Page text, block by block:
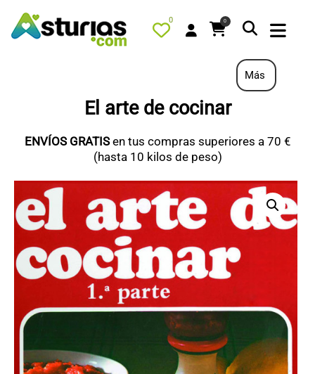
0 0
QUÉ HACER
ALOJAMIENTOS
RESTAURANTES
TURISMO ACTIVO
TIENDA
PORTADA / DESTACADO
TODOS LOS PRODUCTOS
LOTES REGALO
QUESOS ASTURIANOS
Más
El arte de cocinar
ENVÍOS GRATISen tus compras superiores a 70 €
(hasta 10 kilos de peso)